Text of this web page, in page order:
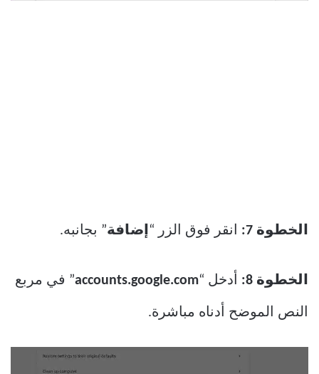
الخطوة 7: انقر فوق الزر “إضافة” بجانبه.
الخطوة 8: أدخل “accounts.google.com” في مربع
النص الموضح أدناه مباشرة.